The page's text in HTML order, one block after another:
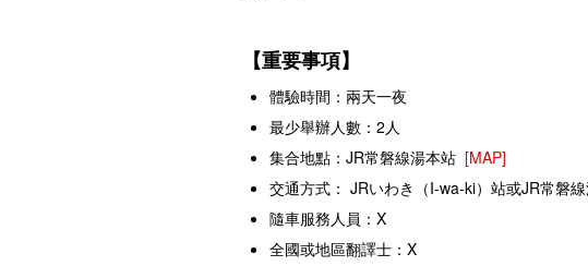
【重要事項】
體驗時間：兩天一夜
最少舉辦人數：2人
集合地點：JR常磐線湯本站 [MAP]
交通方式： JRいわき（I-wa-ki）站或JR常磐
隨車服務人員：X
全國或地區翻譯士：X